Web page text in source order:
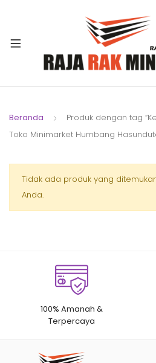
Beranda
Produk dengan tag
Toko Minimarket Humbang
Tidak ada produk yang
Anda.
100% Amanah &
Terpercaya